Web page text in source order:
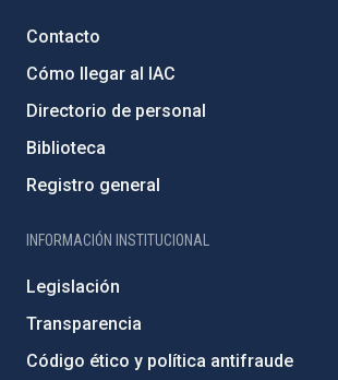
Contacto
Cómo llegar al IAC
Directorio de personal
Biblioteca
Registro general
INFORMACIÓN INSTITUCIONAL
Legislación
Transparencia
Código ético y política antifraude